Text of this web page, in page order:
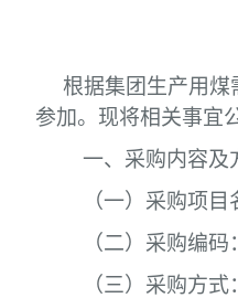
根据集团生产用煤
参加。现将相关事宜
一、采购内容及
（一）采购项
（二）采购编
（三）采购方式